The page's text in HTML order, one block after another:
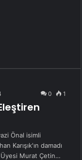
0 1
Önal isimli
Karışık'ın damadı
Üyesi Murat Çetin…